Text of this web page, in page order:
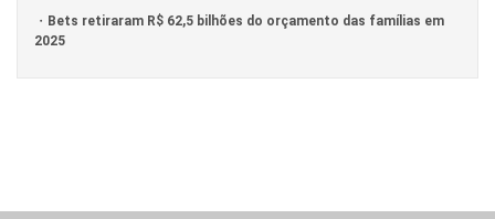
Bets retiraram R$ 62,5 bilhões do orçamento das famílias em
2025